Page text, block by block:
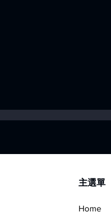
​主選單
Home